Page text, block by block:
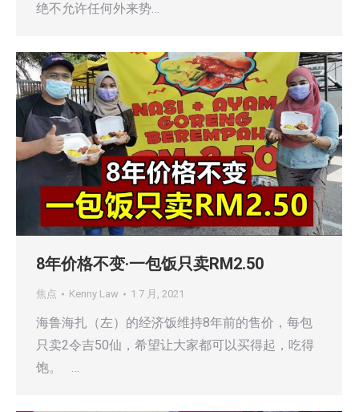
绝不允许任何外来势…
8年价格不变·一包饭只卖RM2.50
焦点 Kenny Law 1 7 月, 2021
海鲁海扎（左）的经济饭维持8年前的售价，每包
只卖2令吉50仙，希望让大家都可以买得起，吃得
饱。 …